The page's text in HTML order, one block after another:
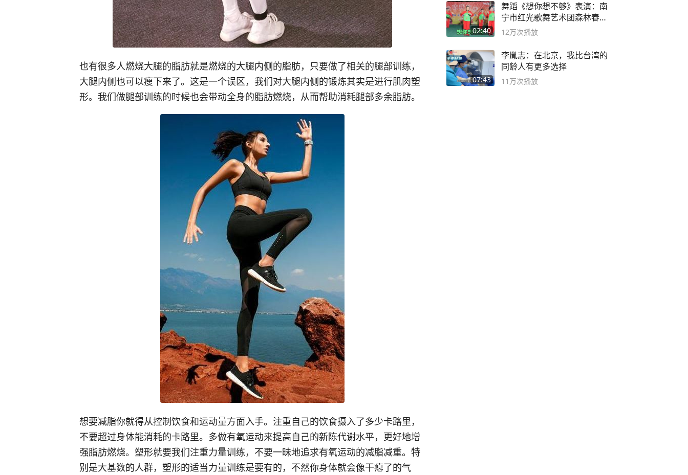
也有很多人燃烧大腿的脂肪就是燃烧的大腿内侧的脂肪，只要做了相关的腿部训练，
大腿内侧也可以瘦下来了。这是一个误区，我们对大腿内侧的锻炼其实是进行肌肉塑
形。我们做腿部训练的时候也会带动全身的脂肪燃烧，从而帮助消耗腿部多余脂肪。
想要减脂你就得从控制饮食和运动量方面入手。注重自己的饮食摄入了多少卡路里，
不要超过身体能消耗的卡路里。多做有氧运动来提高自己的新陈代谢水平，更好地增
强脂肪燃烧。塑形就要我们注重力量训练，不要一昧地追求有氧运动的减脂减重。特
别是大基数的人群，塑形的适当力量训练是要有的，不然你身体就会像干瘪了的气
02:40
舞蹈《想你想不够》表演：南
宁市红光歌舞艺术团森林春红
舞蹈队。
12万次播放
07:43
李胤志：在北京，我比台湾的
同龄人有更多选择
11万次播放